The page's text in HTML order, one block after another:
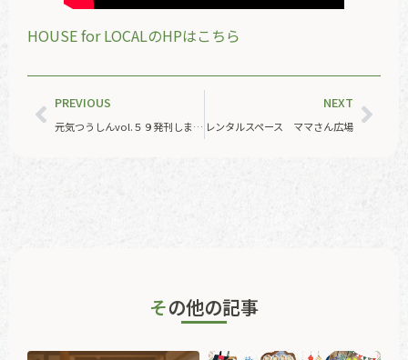
HOUSE for LOCALのHPはこちら
PREVIOUS
元気つうしんvol.５９発刊しました！
NEXT
レンタルスペース ママさん広場
その他の記事